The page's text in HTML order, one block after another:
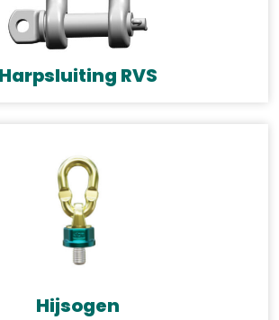
Harpsluiting RVS
Hijsogen